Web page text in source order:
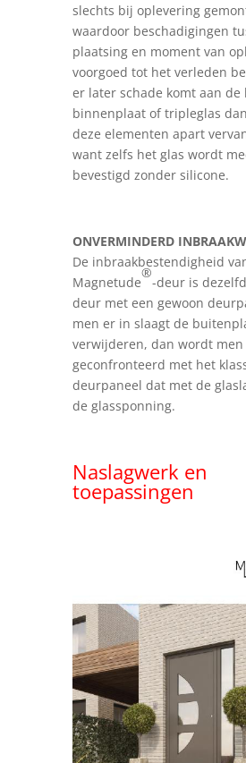
slechts bij oplevering
waardoor beschadigingen
plaatsing en moment van
voorgoed tot het verleden
er later schade komt aan
binnenplaat of tripleglas
deze elementen apart
want zelfs het glas wordt
bevestigd zonder silicone.
ONVERMINDERD
De inbraakbestendigheid
Magnetude
®
-deur is
deur met een gewoon
men er in slaagt de
verwijderen, dan wordt men
geconfronteerd met het
deurpaneel dat met de
de glassponning.
Naslagwerk en
toepassingen